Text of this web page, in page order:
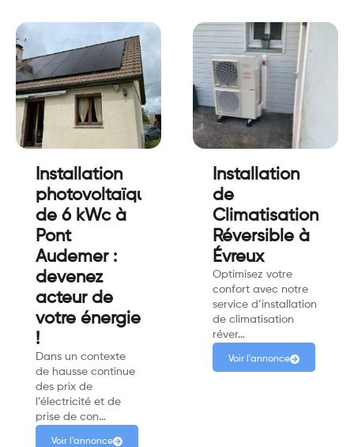
Installation
photovoltaïque
de 6 kWc à
Pont
Audemer :
devenez
acteur de
votre énergie
!
Dans un contexte
de hausse continue
des prix de
l’électricité et de
prise de con…
Voir l'annonce
Installation
de
Climatisation
Réversible à
Évreux
Optimisez votre
confort avec notre
service d’installation
de climatisation
réver…
Voir l'annonce